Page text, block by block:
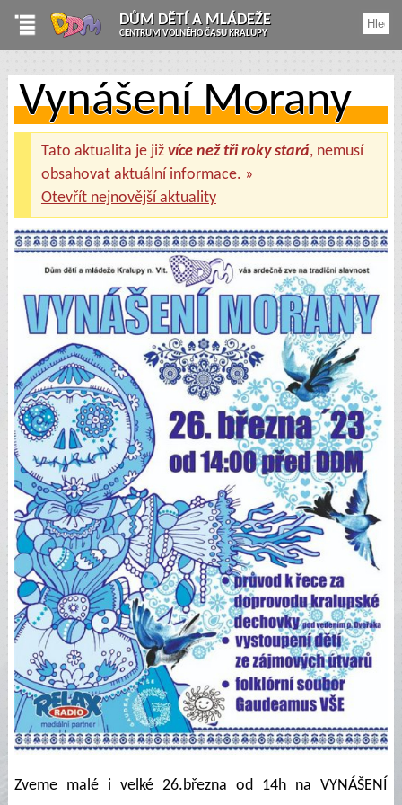
DŮM DĚTÍ A MLÁDEŽE
CENTRUM VOLNÉHO ČASU KRALUPY
Vynášení Morany
Tato aktualita je již více než tři roky stará, nemusí
obsahovat aktuální informace. »
Otevřít nejnovější aktuality
Zveme malé i velké 26.března od 14h na VYNÁŠENÍ